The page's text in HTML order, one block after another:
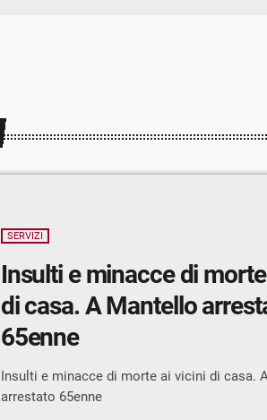
SERVIZI
Insulti e minacce di
di casa. A Mantello
65enne
Insulti e minacce di morte ai vicini di casa.
arrestato 65enne